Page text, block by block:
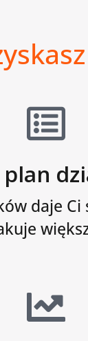
plan
daje